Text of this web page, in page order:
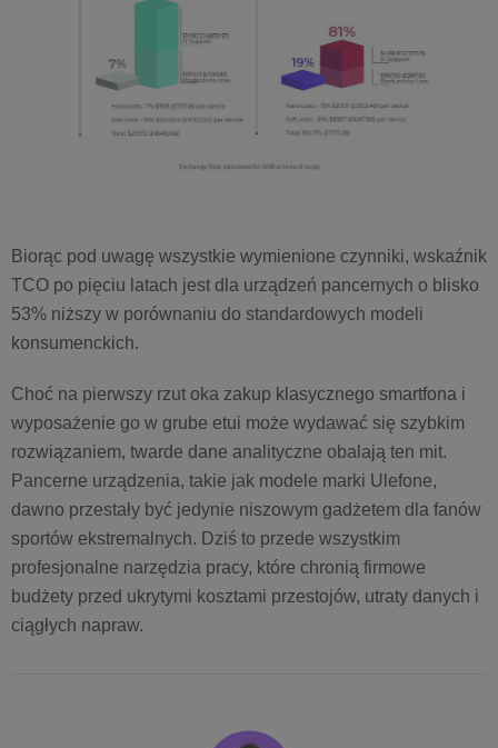
Biorąc pod uwagę wszystkie wymienione czynniki, wskaźnik
TCO po pięciu latach jest dla urządzeń pancernych o blisko
53% niższy w porównaniu do standardowych modeli
konsumenckich.
Choć na pierwszy rzut oka zakup klasycznego smartfona i
wyposażenie go w grube etui może wydawać się szybkim
rozwiązaniem, twarde dane analityczne obalają ten mit.
Pancerne urządzenia, takie jak modele marki Ulefone,
dawno przestały być jedynie niszowym gadżetem dla fanów
sportów ekstremalnych. Dziś to przede wszystkim
profesjonalne narzędzia pracy, które chronią firmowe
budżety przed ukrytymi kosztami przestojów, utraty danych i
ciągłych napraw.